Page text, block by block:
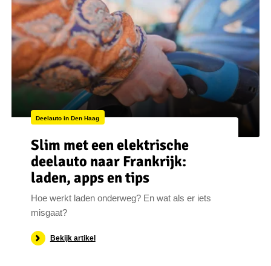
Deelauto in Den Haag
Slim met een elektrische
deelauto naar Frankrijk:
laden, apps en tips
Hoe werkt laden onderweg? En wat als er iets
misgaat?
Bekijk artikel